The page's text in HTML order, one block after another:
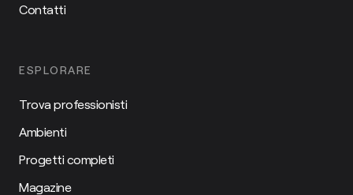
Contatti
ESPLORARE
Trova professionisti
Ambienti
Progetti completi
Magazine